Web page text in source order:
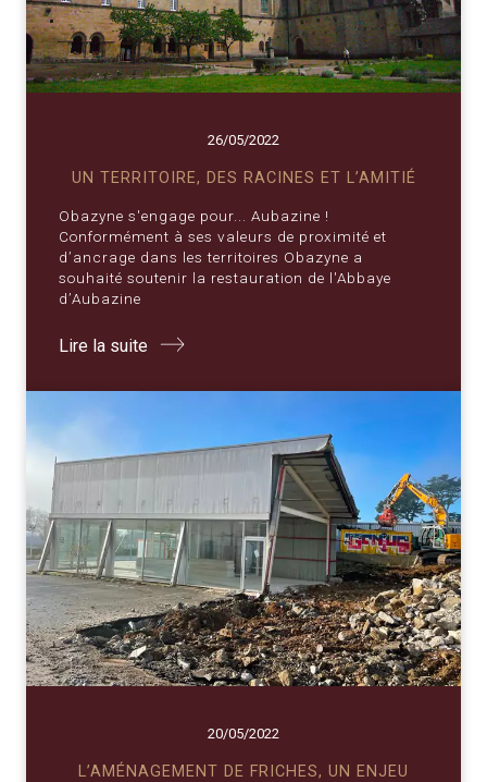
26/05/2022
UN TERRITOIRE, DES RACINES ET L’AMITIÉ
Obazyne s'engage pour... Aubazine !
Conformément à ses valeurs de proximité et
d’ancrage dans les territoires Obazyne a
souhaité soutenir la restauration de l'Abbaye
d’Aubazine
Lire la suite
20/05/2022
L’AMÉNAGEMENT DE FRICHES, UN ENJEU